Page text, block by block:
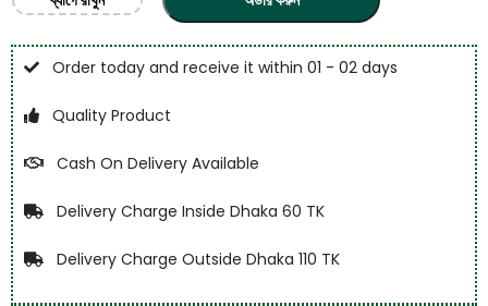
Order today and receive it within 01 - 02 days
Quality Product
Cash On Delivery Available
Delivery Charge Inside Dhaka 60 TK
Delivery Charge Outside Dhaka 110 TK